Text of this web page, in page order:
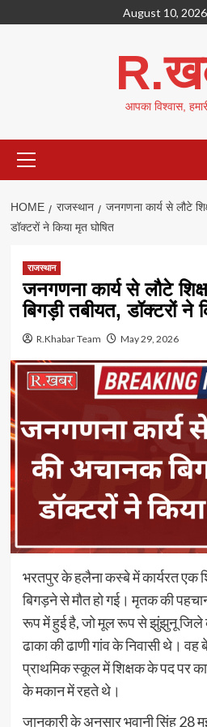
to
August 10, 2026
आपका विश्वास,
Menu
HOME राजस्थान
जनगणना कार्य से लौटे
डॉक्टरों ने किया मृत घोषित
राजस्थान
जनगणना कार्य से लौटे
बिगड़ी तबीयत, डॉक्टरों ने
R.Khabar Team May 29, 2026
भरतपुर के हलैना कस्बे में कार्यरत एक
बिगड़ने से मौत हो गई। मृतक की
रूप में हुई है, जो मूल रूप से झुंझुनू
ढाका की ढाणी गांव के निवासी थे।
प्राथमिक स्कूल में शिक्षक के पद पर
के मकान में रहते थे।
जानकारी के अनुसार भवानी सिंह 28